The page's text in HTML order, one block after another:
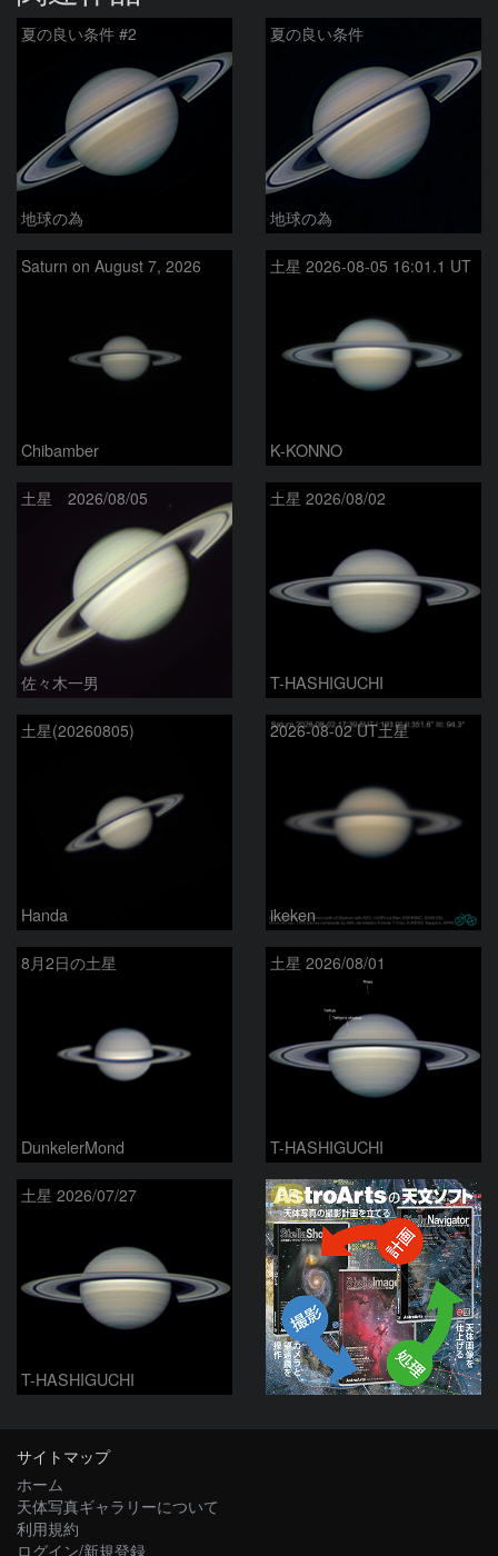
夏の良い条件 #2
地球の為
夏の良い条件
地球の為
Saturn on August 7, 2026
Chibamber
土星 2026-08-05 16:01.1 UT
K-KONNO
土星 2026/08/05
佐々木一男
土星 2026/08/02
T-HASHIGUCHI
土星(20260805)
Handa
2026-08-02 UT土星
ikeken
8月2日の土星
DunkelerMond
土星 2026/08/01
T-HASHIGUCHI
土星 2026/07/27
T-HASHIGUCHI
PR
サイトマップ
ホーム
天体写真ギャラリーについて
利用規約
ログイン/新規登録